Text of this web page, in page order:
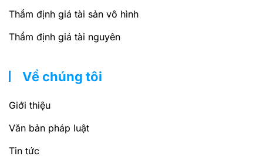
Thẩm định giá tài sản vô hình
Thẩm định giá tài nguyên
Về chúng tôi
Giới thiệu
Văn bản pháp luật
Tin tức